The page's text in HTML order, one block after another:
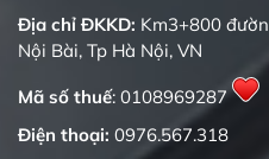
Địa chỉ ĐKKD: Km3+800
Nội Bài, Tp Hà Nội, VN
Mã số thuế: 0108969287
Điện thoại: 0976.567.318